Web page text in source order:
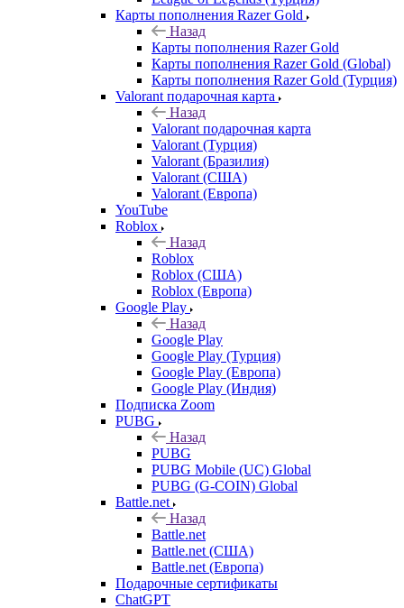
Карты пополнения Razer Gold
Назад
Карты пополнения Razer Gold
Карты пополнения Razer Gold (Global)
Карты пополнения Razer Gold (Турция)
Valorant подарочная карта
Назад
Valorant подарочная карта
Valorant (Турция)
Valorant (Бразилия)
Valorant (США)
Valorant (Европа)
YouTube
Roblox
Назад
Roblox
Roblox (США)
Roblox (Европа)
Google Play
Назад
Google Play
Google Play (Турция)
Google Play (Европа)
Google Play (Индия)
Подписка Zoom
PUBG
Назад
PUBG
PUBG Mobile (UC) Global
PUBG (G-COIN) Global
Battle.net
Назад
Battle.net
Battle.net (США)
Battle.net (Европа)
Подарочные сертификаты
ChatGPT